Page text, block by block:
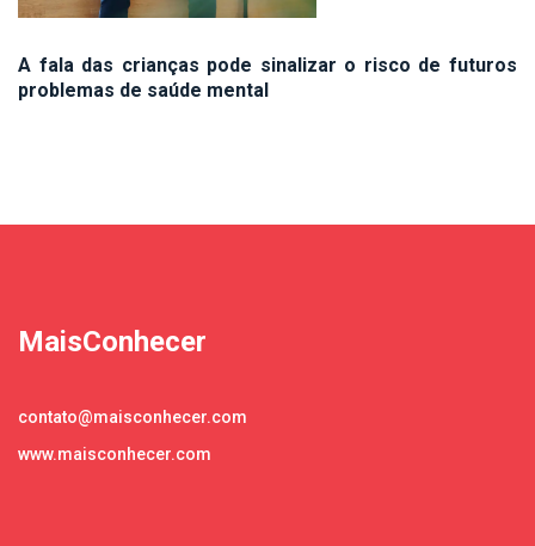
A fala das crianças pode sinalizar o risco de futuros
problemas de saúde mental
MaisConhecer
contato@maisconhecer.com
www.maisconhecer.com